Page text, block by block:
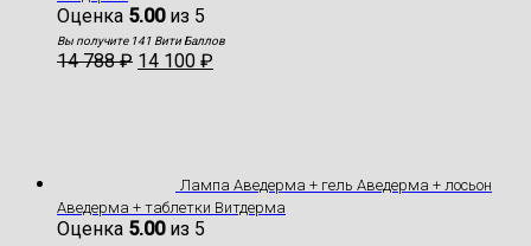
Оценка 5.00из 5
Вы получите 141 Вити Баллов
14 788₽ 14 100 ₽
Лампа Аведерма + гель Аведерма + лосьон
Аведерма + таблетки Витдерма
Оценка 5.00из 5